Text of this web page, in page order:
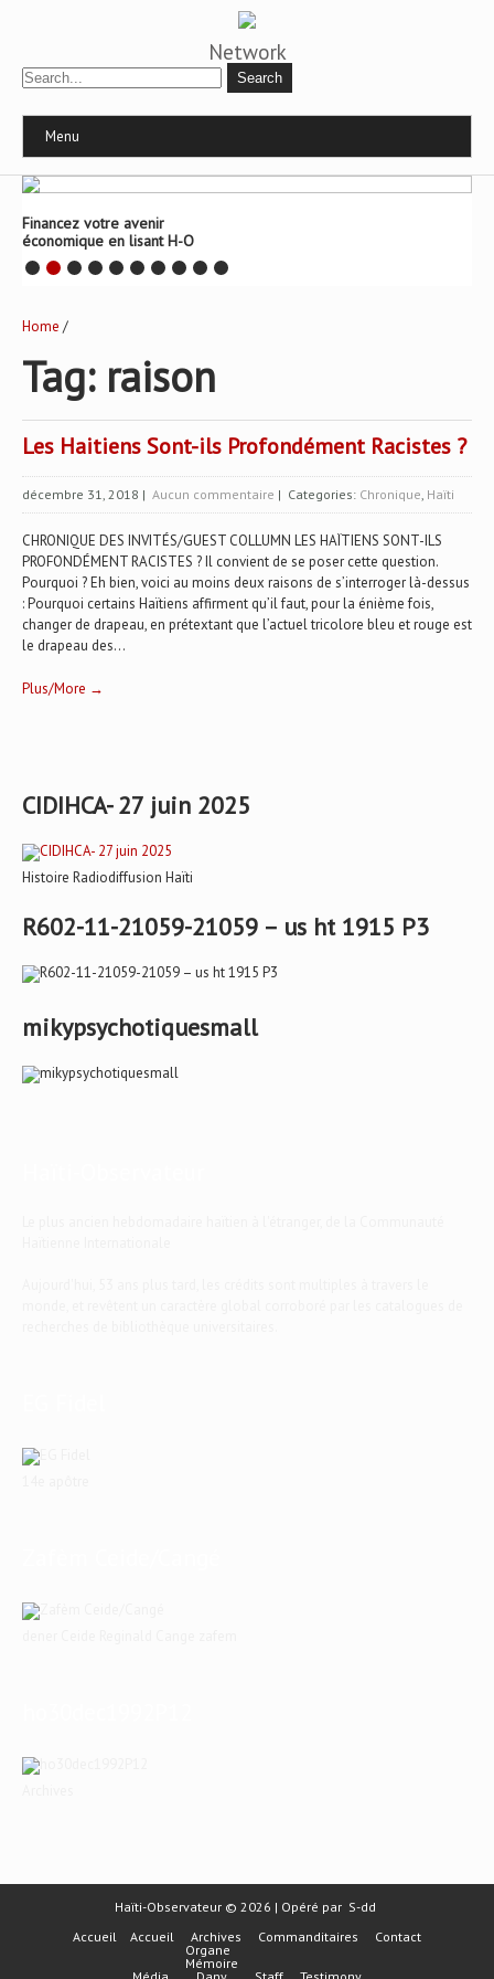
Network
Menu
Financez votre avenir
économique en lisant H-O
Home /
Tag: raison
Les Haitiens Sont-ils Profondément Racistes ?
décembre 31, 2018 | Aucun commentaire | Categories: Chronique, Haïti
CHRONIQUE DES INVITÉS/GUEST COLLUMN LES HAÏTIENS SONT-ILS
PROFONDÉMENT RACISTES ? Il convient de se poser cette question.
Pourquoi ? Eh bien, voici au moins deux raisons de s’interroger là-dessus
: Pourquoi certains Haïtiens affirment qu’il faut, pour la énième fois,
changer de drapeau, en prétextant que l’actuel tricolore bleu et rouge est
le drapeau des...
Plus/More →
CIDIHCA- 27 juin 2025
Histoire Radiodiffusion Haïti
R602-11-21059-21059 – us ht 1915 P3
mikypsychotiquesmall
Haïti-Observateur © 2026 | Opéré par S-dd
Accueil
Accueil Archives Commanditaires
Contact
Organe
Mémoire